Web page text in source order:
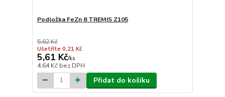
Podložka FeZn 8 TREMIS Z105
5,82 Kč
Ušetříte 0,21 Kč
5,61 Kč/ks
4,64 Kč bez DPH
Přidat do košíku